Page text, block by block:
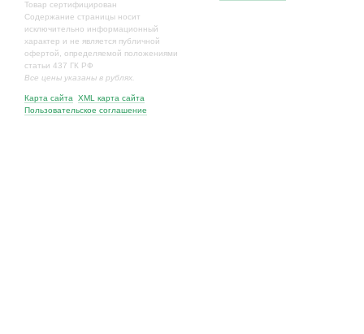
Товар сертифицирован
Содержание страницы носит
исключительно информационный
характер и не является публичной
офертой, определяемой положениями
статьи 437 ГК РФ
Все цены указаны в рублях.
Карта сайта
XML карта сайта
Пользовательское соглашение